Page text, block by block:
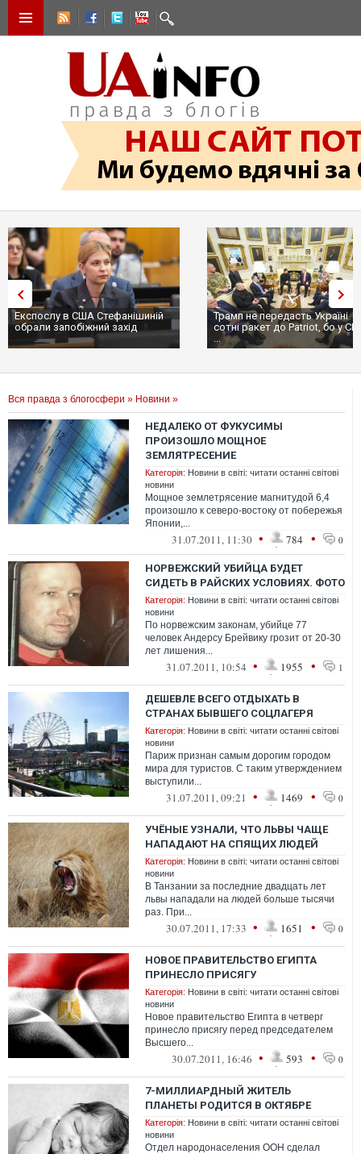
Експослу в США Стефанішиній
обрали запобіжний захід
Трамп не передасть Україні
сотні ракет до Patriot, бо у
...
Вся правда з блогосфери » Новини »
НЕДАЛЕКО ОТ ФУКУСИМЫ
ПРОИЗОШЛО МОЩНОЕ
ЗЕМЛЯТРЕСЕНИЕ
Категорія: Новини в світі: читати останні світові
новини
Мощное землетрясение магнитудой 6,4
произошло к северо-востоку от побережья
Японии,...
31.07.2011, 11:30 • 784 • 0
НОРВЕЖСКИЙ УБИЙЦА БУДЕТ
СИДЕТЬ В РАЙСКИХ УСЛОВИЯХ. ФОТО
Категорія: Новини в світі: читати останні світові
новини
По норвежским законам, убийце 77
человек Андерсу Брейвику грозит от 20-30
лет лишения...
31.07.2011, 10:54 • 1955 • 1
ДЕШЕВЛЕ ВСЕГО ОТДЫХАТЬ В
СТРАНАХ БЫВШЕГО СОЦЛАГЕРЯ
Категорія: Новини в світі: читати останні світові
новини
Париж признан самым дорогим городом
мира для туристов. С таким утверждением
выступили...
31.07.2011, 09:21 • 1469 • 0
УЧЁНЫЕ УЗНАЛИ, ЧТО ЛЬВЫ ЧАЩЕ
НАПАДАЮТ НА СПЯЩИХ ЛЮДЕЙ
Категорія: Новини в світі: читати останні світові
новини
В Танзании за последние двадцать лет
львы нападали на людей больше тысячи
раз. При...
30.07.2011, 17:33 • 1651 • 0
НОВОЕ ПРАВИТЕЛЬСТВО ЕГИПТА
ПРИНЕСЛО ПРИСЯГУ
Категорія: Новини в світі: читати останні світові
новини
Новое правительство Египта в четверг
принесло присягу перед председателем
Высшего...
30.07.2011, 16:46 • 593 • 0
7-МИЛЛИАРДНЫЙ ЖИТЕЛЬ
ПЛАНЕТЫ РОДИТСЯ В ОКТЯБРЕ
Категорія: Новини в світі: читати останні світові
новини
Отдел народонаселения ООН сделал